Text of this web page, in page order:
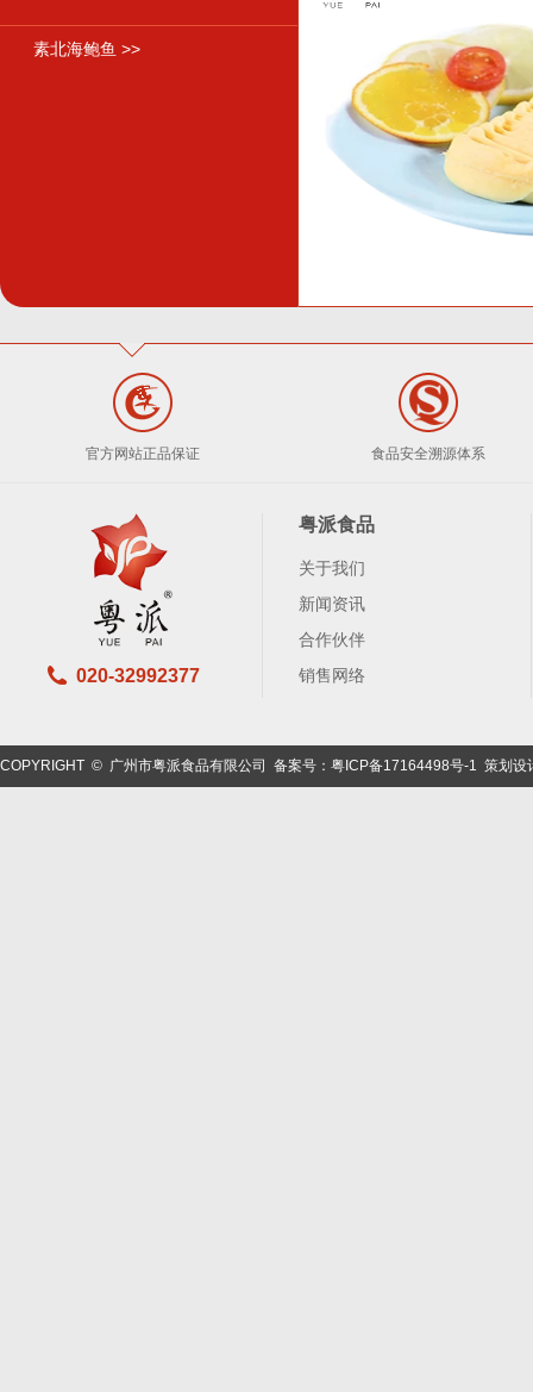
素北海鲍鱼 >>
官方网站正品保证 食品安全溯源体系
020-32992377
粤派食品
关于我们
新闻资讯
合作伙伴
销售网络
COPYRIGHT © 广州市粤派食品有限公司 备案号：粤ICP备17164498号-1 策划设